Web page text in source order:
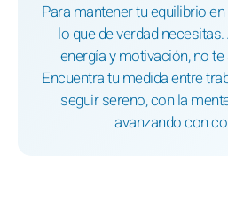
Para mantener tu equilibrio
lo que de verdad
energía y motivación, no
Encuentra tu medida entre
seguir sereno, con la
avanzando con